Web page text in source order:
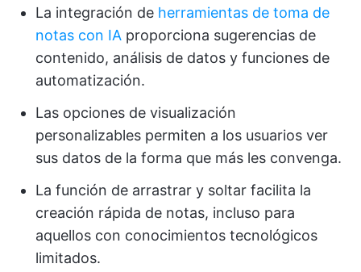
La integración de herramientas de toma de
notas con IA proporciona sugerencias de
contenido, análisis de datos y funciones de
automatización.
Las opciones de visualización
personalizables permiten a los usuarios ver
sus datos de la forma que más les convenga.
La función de arrastrar y soltar facilita la
creación rápida de notas, incluso para
aquellos con conocimientos tecnológicos
limitados.